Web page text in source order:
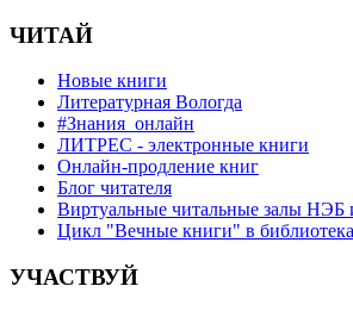
ЧИТАЙ
Новые книги
Литературная Вологда
#Знания_онлайн
ЛИТРЕС - электронные книги
Онлайн-продление книг
Блог читателя
Виртуальные читальные залы
Цикл "Вечные книги" в
УЧАСТВУЙ